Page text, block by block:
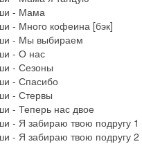
- Мама
- Много кофеина [бэк]
- Мы выбираем
- О нас
- Сезоны
- Спасибо
- Стервы
- Теперь нас двое
- Я забираю твою подругу 1
- Я забираю твою подругу 2